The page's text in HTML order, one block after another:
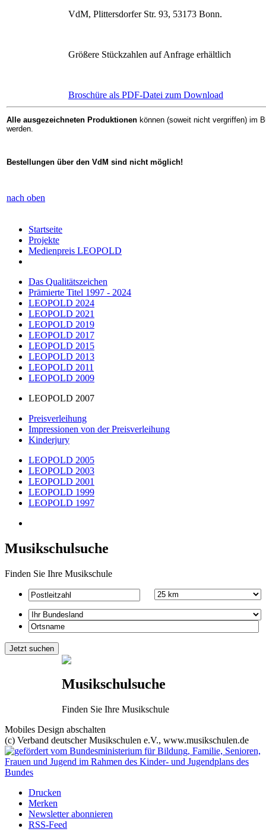
VdM, Plittersdorfer Str. 93, 53173 Bonn.
Größere Stückzahlen auf Anfrage erhältlich
Broschüre als PDF-Datei zum Download
Alle ausgezeichneten Produktionen können (soweit nicht vergriffen) im
werden.
Bestellungen über den VdM sind nicht möglich!
nach oben
Startseite
Projekte
Medienpreis LEOPOLD
Das Qualitätszeichen
Prämierte Titel 1997 - 2024
LEOPOLD 2024
LEOPOLD 2021
LEOPOLD 2019
LEOPOLD 2017
LEOPOLD 2015
LEOPOLD 2013
LEOPOLD 2011
LEOPOLD 2009
LEOPOLD 2007
Preisverleihung
Impressionen von der Preisverleihung
Kinderjury
LEOPOLD 2005
LEOPOLD 2003
LEOPOLD 2001
LEOPOLD 1999
LEOPOLD 1997
Musikschulsuche
Finden Sie Ihre Musikschule
Musikschulsuche
Finden Sie Ihre Musikschule
Mobiles Design abschalten
(c) Verband deutscher Musikschulen e.V., www.musikschulen.de
Drucken
Merken
Newsletter abonnieren
RSS-Feed